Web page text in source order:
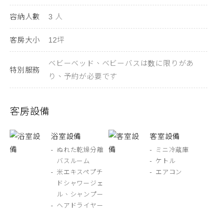
容納人數 3 人
客房大小 12坪
特別服務
ベビーベッド、ベビーバスは数に限りがあ
り、予約が必要です
客房設備
浴室設備
ぬれた乾燥分離
バスルーム
米エキスペプチ
ドシャワージェ
ル、シャンプー
ヘアドライヤー
客室設備
ミニ冷蔵庫
ケトル
エアコン